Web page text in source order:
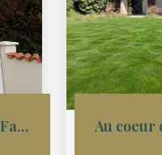
Maison traditionnelle - Fargues-Saint-Hilaire